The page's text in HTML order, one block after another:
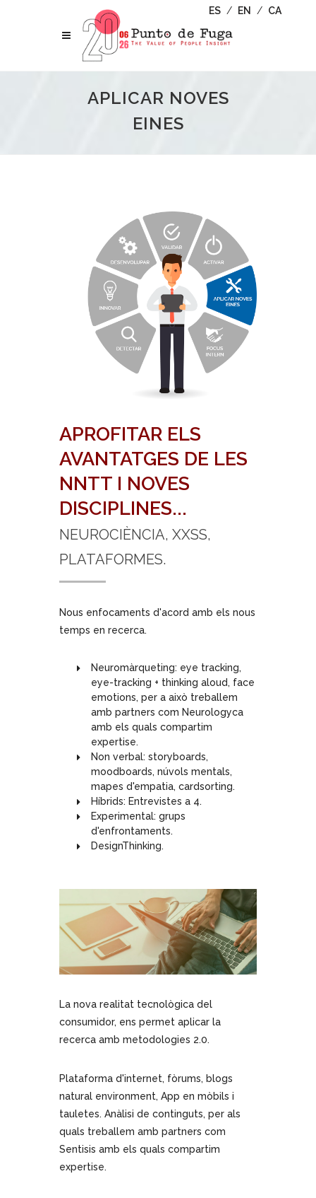
ES / EN / CA
APLICAR NOVES
EINES
APROFITAR ELS
AVANTATGES DE LES
NNTT I NOVES
DISCIPLINES...
NEUROCIÈNCIA, XXSS,
PLATAFORMES.
Nous enfocaments d'acord amb els nous
temps en recerca.
Neuromàrqueting: eye tracking,
eye-tracking + thinking aloud, face
emotions, per a això treballem
amb partners com Neurologyca
amb els quals compartim
expertise.
Non verbal: storyboards,
moodboards, núvols mentals,
mapes d'empatia, cardsorting.
Híbrids: Entrevistes a 4.
Experimental: grups
d'enfrontaments.
DesignThinking.
La nova realitat tecnològica del
consumidor, ens permet aplicar la
recerca amb metodologies 2.0.
Plataforma d'internet, fòrums, blogs
natural environment, App en mòbils i
tauletes. Anàlisi de continguts, per als
quals treballem amb partners com
Sentisis amb els quals compartim
expertise.